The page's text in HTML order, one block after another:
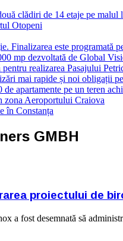
clădiri de 14 etaje pe malul
Otopeni
Finalizarea este programată
mp dezvoltată de Global
realizarea Pasajului
mai rapide și noi obligații
apartamente pe un teren
zona Aeroportului Craiova
în Constanța
GMBH
proiectului de
a fost desemnată să